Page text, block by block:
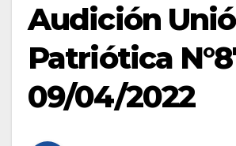
Audición
Patriótica
09/04/2022